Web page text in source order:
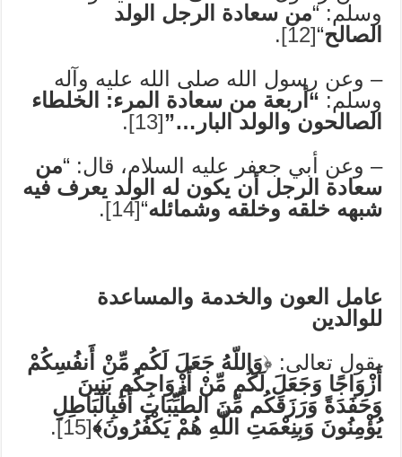
وسلم: “من سعادة الرجل الولد
الصالح“
[12]
.
– وعن رسول الله صلى الله عليه وآله
وسلم: “أربعة من سعادة المرء: الخلطاء
الصالحون والولد البار…”[13]
.
– وعن أبي جعفر عليه السلام، قال: “من
سعادة الرجل أن يكون له الولد يعرف فيه
شبهه خلقه وخلقه وشمائله“
[14]
.
عامل العون والخدمة والمساعدة
للوالدين
يقول تعالى: ﴿وَاللّهُ جَعَلَ لَكُم مِّنْ أَنفُسِكُمْ
أَزْوَاجًا وَجَعَلَ لَكُم مِّنْ أَزْوَاجِكُم بَنِينَ
وَحَفَدَةً وَرَزَقَكُم مِّنَ الطَّيِّبَاتِ أَفَبِالْبَاطِلِ
يُؤْمِنُونَ وَبِنِعْمَتِ اللّهِ هُمْ يَكْفُرُونَ﴾[15]
.